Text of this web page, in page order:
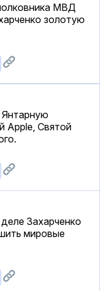
МВД
золотую
Apple, Святой
Захарченко
мировые